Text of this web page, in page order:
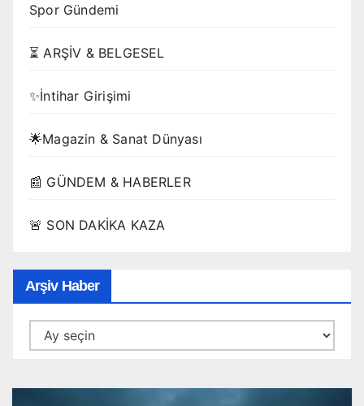
Spor Gündemi
⏳ ARŞİV & BELGESEL
✨İntihar Girişimi
🌟Magazin & Sanat Dünyası
📰 GÜNDEM & HABERLER
🚨 SON DAKİKA KAZA
Arşiv Haber
Arşiv
Haber